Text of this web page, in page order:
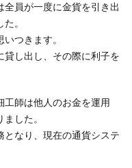
員が一度に金貨を引き出
。
つきます。
し出し、その際に利子を
師は他人のお金を運用
した。
なり、現在の通貨システ